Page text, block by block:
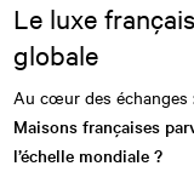
Le luxe
globale
Au cœur des
Maisons françaises
l’échelle mondiale ?